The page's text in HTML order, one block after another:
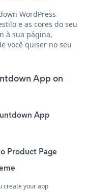
WordPress
e as cores do seu
à sua página,
você quiser no seu
App on
App
Product Page
create your app